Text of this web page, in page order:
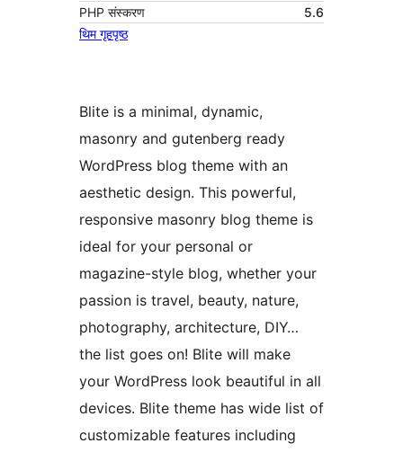
PHP संस्करण
5.6
थिम गृहपृष्ठ
Blite is a minimal, dynamic,
masonry and gutenberg ready
WordPress blog theme with an
aesthetic design. This powerful,
responsive masonry blog theme is
ideal for your personal or
magazine-style blog, whether your
passion is travel, beauty, nature,
photography, architecture, DIY…
the list goes on! Blite will make
your WordPress look beautiful in all
devices. Blite theme has wide list of
customizable features including